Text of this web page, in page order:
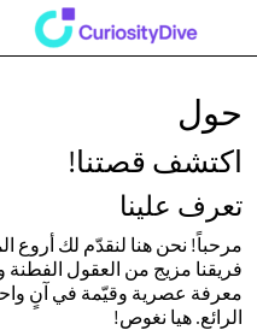
حول
اكتشف قصتنا!
تعرف علينا
مرحباً! نحن هنا لنقدّم لك أروع
فريقنا مزيج من العقول الفطنة
معرفة عصرية وقيّمة في آنٍ
الرائع. هيا نغوص!